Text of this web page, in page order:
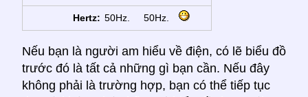
Hertz: 50Hz. 50Hz.
Nếu bạn là người am hiểu về điện, có lẽ biểu đồ
trước đó là tất cả những gì bạn cần. Nếu đây
không phải là trường hợp, bạn có thể tiếp tục